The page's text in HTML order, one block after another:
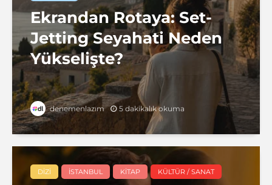
Ekrandan Rotaya: Set-
Jetting Seyahati Neden
Yükselişte?
denemenlazım 5 dakikalık okuma
DIZI İSTANBUL KITAP KÜLTÜR / SANAT